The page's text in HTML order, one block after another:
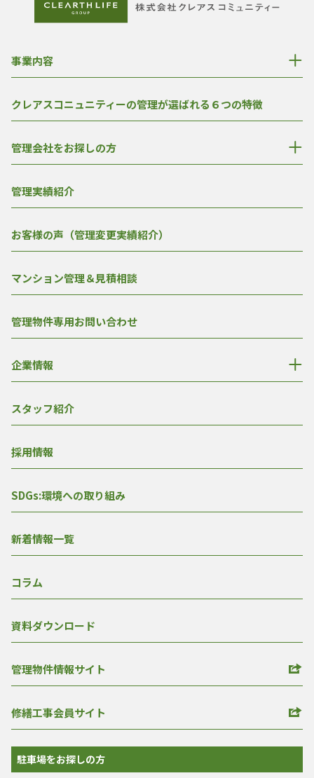
事業内容
クレアスコニュニティーの管理が選ばれる６つの特徴
管理会社をお探しの方
管理実績紹介
お客様の声（管理変更実績紹介）
マンション管理＆見積相談
管理物件専用お問い合わせ
企業情報
スタッフ紹介
採用情報
SDGs:環境への取り組み
新着情報一覧
コラム
資料ダウンロード
管理物件情報サイト
修繕工事会員サイト
駐車場をお探しの方